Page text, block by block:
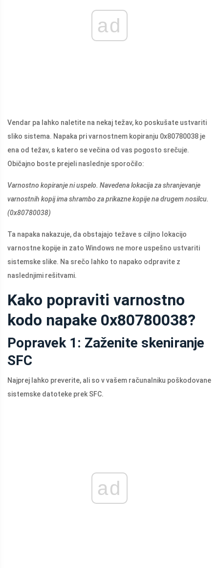
ad
Vendar pa lahko naletite na nekaj težav, ko poskušate ustvariti
sliko sistema. Napaka pri varnostnem kopiranju 0x80780038 je
ena od težav, s katero se večina od vas pogosto srečuje.
Običajno boste prejeli naslednje sporočilo:
Varnostno kopiranje ni uspelo. Navedena lokacija za shranjevanje
varnostnih kopij ima shrambo za prikazne kopije na drugem nosilcu.
(0x80780038)
Ta napaka nakazuje, da obstajajo težave s ciljno lokacijo
varnostne kopije in zato Windows ne more uspešno ustvariti
sistemske slike. Na srečo lahko to napako odpravite z
naslednjimi rešitvami.
Kako popraviti varnostno
kodo napake 0x80780038?
Popravek 1: Zaženite skeniranje
SFC
Najprej lahko preverite, ali so v vašem računalniku poškodovane
sistemske datoteke prek SFC.
ad